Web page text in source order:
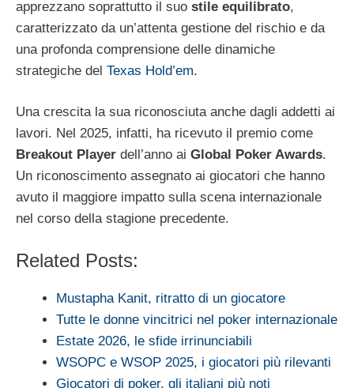
apprezzano soprattutto il suo stile equilibrato,
caratterizzato da un’attenta gestione del rischio e da
una profonda comprensione delle dinamiche
strategiche del Texas Hold’em.
Una crescita la sua riconosciuta anche dagli addetti ai
lavori. Nel 2025, infatti, ha ricevuto il premio come
Breakout Player dell’anno ai Global Poker Awards.
Un riconoscimento assegnato ai giocatori che hanno
avuto il maggiore impatto sulla scena internazionale
nel corso della stagione precedente.
Related Posts:
Mustapha Kanit, ritratto di un giocatore
Tutte le donne vincitrici nel poker internazionale
Estate 2026, le sfide irrinunciabili
WSOPC e WSOP 2025, i giocatori più rilevanti
Giocatori di poker, gli italiani più noti